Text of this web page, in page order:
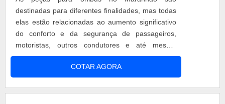
adquirir itens de qualidade atesta o nome da
empresa.onde comprar resina para ônibus no
amazonasAqui na Federal Bus é possível
encontrar o que há de melhor no mercado de
peças para carrocerias de ônibus em geral. Existe
de alumínio e acrílica. Mas não é apenas isso!
destinadas para diferentes finalidades, mas todas
elas estão relacionadas ao aumento significativo
do conforto e da segurança de passageiros,
motoristas, outros condutores e até mesmo
pedestres. mais sobre a fabricação do produtoAs
peças são feitas com matérias-primas de
diferentes tipos, visto que os acessórios e peças
COTAR AGORA